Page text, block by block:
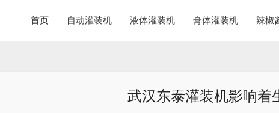
首页 自动灌装机 液体灌装机 膏体灌装机 辣椒
武汉东泰灌装机影响着